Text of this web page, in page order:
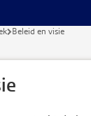
Beleid en visie